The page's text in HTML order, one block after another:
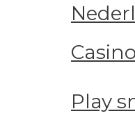
Casino
Play